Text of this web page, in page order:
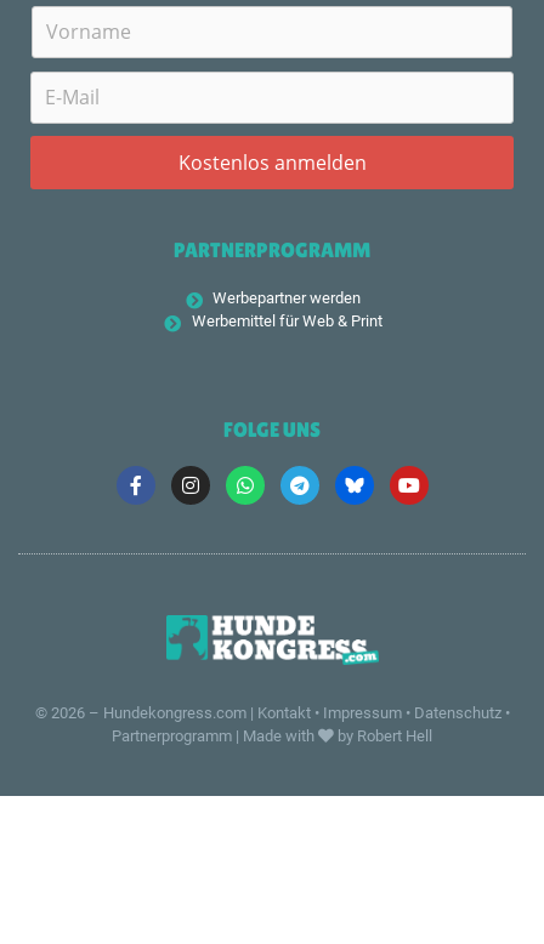
PARTNERPROGRAMM
Werbepartner werden
Werbemittel für Web & Print
FOLGE UNS
© 2026 – Hundekongress.com| Kontakt• Impressum• Datenschutz•
Partnerprogramm | Made with by Robert Hell